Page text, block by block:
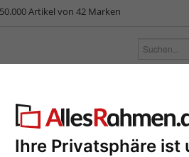
Ihre Privatsphäre ist
Artikel von 42 Marken
|Bilderrahmen-Shop Bilderrahmen
Bilderrahmen